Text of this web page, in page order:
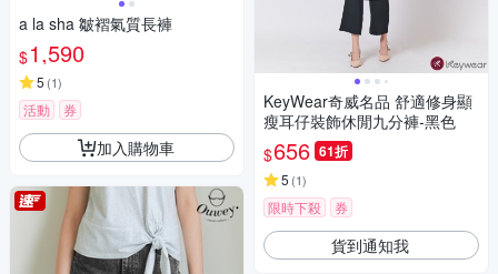
a la sha 皺褶氣質長褲
$1,590
5 (1)
活動 券
加入購物車
KeyWear奇威名品 舒適修身顯
瘦耳仔裝飾休閒九分褲-黑色
$656 61折
5 (1)
限時下殺 券
貨到通知我